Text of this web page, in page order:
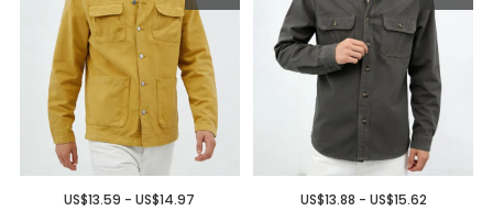
US$13.88 - US$15.62
US$13.59 - US$14.97